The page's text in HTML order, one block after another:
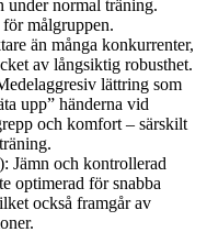
normal träning.
målgruppen.
än många konkurrenter,
av långsiktig robusthet.
lättring som
upp” händerna vid
och komfort – särskilt
Jämn och kontrollerad
optimerad för snabba
också framgår av